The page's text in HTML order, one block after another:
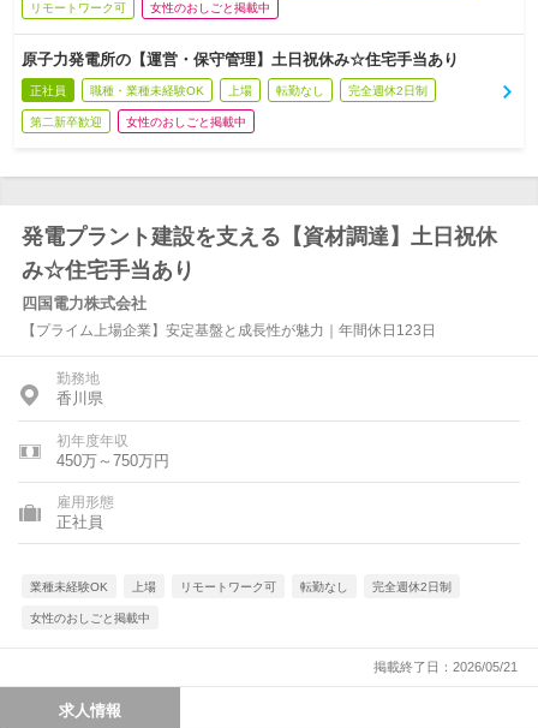
リモートワーク可 女性のおしごと掲載中
原子力発電所の【運営・保守管理】土日祝休み☆住宅手当あり
正社員 職種・業種未経験OK 上場 転勤なし 完全週休2日制
第二新卒歓迎 女性のおしごと掲載中
発電プラント建設を支える【資材調達】土日祝休
み☆住宅手当あり
四国電力株式会社
【プライム上場企業】安定基盤と成長性が魅力｜年間休日123日
勤務地
香川県
初年度年収
450万～750万円
雇用形態
正社員
業種未経験OK 上場 リモートワーク可 転勤なし 完全週休2日制
女性のおしごと掲載中
掲載終了日：2026/05/21
求人情報